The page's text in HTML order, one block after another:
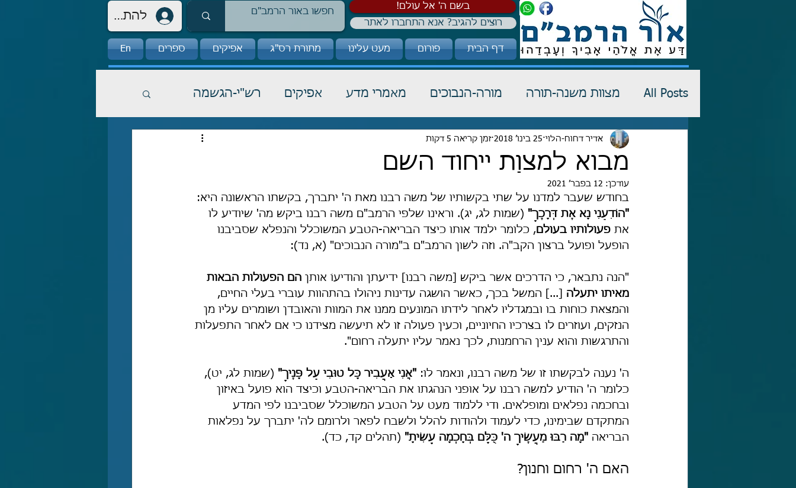
להתחברות
!בשם ה' אל עולם
רוצים להגיב? אנא התחברו לאתר
דף הבית פורום מעט עלינו מתורת רס"ג אפיקים ספרים En
All Posts מצוות משנה-תורה מורה-הנבוכים מאמרי מדע אפיקים רש"י-הגשמה
רש"י-שדים כתבי הגנה כבוד תורה הלכה
מבוא למצוַת ייחוד השם
אדיר דחוח-הלוי 25 בינו׳ 2018 זמן קריאה 5 דקות
עודכן: 12 בפבר׳ 2021
בחודש שעבר למדנו על שתי בקשותיו של משה רבנו מאת ה' יתברך, בקשתו הראשונה היא:
"הוֹדִעֵנִי נָא אֶת דְּרָכֶךָ" (שמות לג, יג). וראינו שלפי הרמב"ם משה רבנו ביקש מה' שיודיע לו
את פעולותיו בעולם, כלומר ילמד אותו כיצד הבריאה-הטבע המשוכלל והנפלא שסביבנו
הופעל ופועל ברצון הקב"ה. וזה לשון הרמב"ם ב"מורה הנבוכים" (א, נד):
"הנה נתבאר, כי הדרכים אשר ביקש [משה רבנו] ידיעתן והודיעוֹ אותן הם הפעולות הבאות
מאיתו יתעלה [...] המשל בכך, כאשר הושגה עדינות ניהולו בהתהוות עוברי בעלי החיים,
והמצאת כוחות בו ובמגדליו לאחר לידתו המונעים ממנו את המוות והאובדן ושומרים עליו מן
הנזקים, ועוזרים לו בצרכיו החיוניים, וכעין פעולה זו לא תיעשה מצידנו כי אם לאחר התפעלות
והתרגשות והוא ענין הרחמנות, לכך נאמר עליו יתעלה רחום".
ה' נענה לבקשתו זו של משה רבנו, ונאמר לו: "אֲנִי אַעֲבִיר כָּל טוּבִי עַל פָּנֶיךָ" (שמות לג, יט),
כלומר ה' הודיע למשה רבנו על אופני הנהגתו את הבריאה-הטבע וכיצד הוא פועל באיזון
ובחכמה נפלאים ומופלאים. ודי ללמוד מעט על הטבע המשוכלל שסביבנו לפי המדע
המתקדם שבימינו, כדי לעמוד ולהודות להלל ולשבח לפאר ולרומם לה' יתברך על נפלאות
הבריאה "מָה רַבּוּ מַעֲשֶׂיךָ ה' כֻּלָּם בְּחָכְמָה עָשִׂיתָ" (תהלים קד, כד).
האם ה' רחום וחנון?